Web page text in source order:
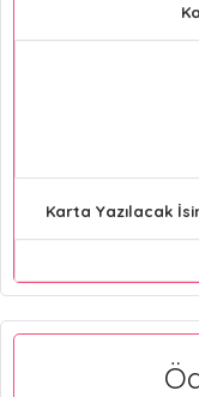
Karta Yazılacak